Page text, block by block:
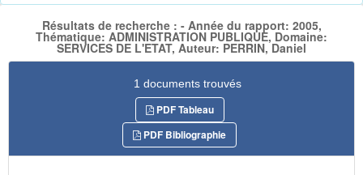
Résultats de recherche : - Année du rapport: 2005,
Thématique: ADMINISTRATION PUBLIQUE, Domaine:
SERVICES DE L'ETAT, Auteur: PERRIN, Daniel
1 documents trouvés
PDF Tableau
PDF Bibliographie